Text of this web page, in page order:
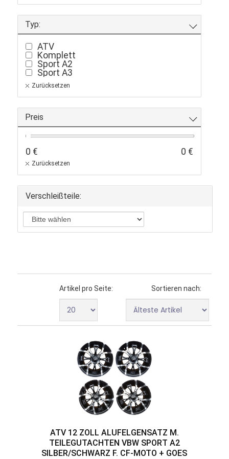
Typ:
ATV
Komplett
Sport A2
Sport A3
Zurücksetzen
Preis
0 € 0 €
Zurücksetzen
Verschleißteile:
Sortieren nach:
Artikel pro Seite:
ATV 12 ZOLL ALUFELGENSATZ M.
TEILEGUTACHTEN VBW SPORT A2
SILBER/SCHWARZ F. CF-MOTO + GOES